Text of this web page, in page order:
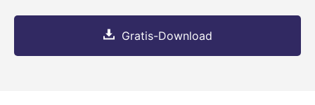
Gratis-Download